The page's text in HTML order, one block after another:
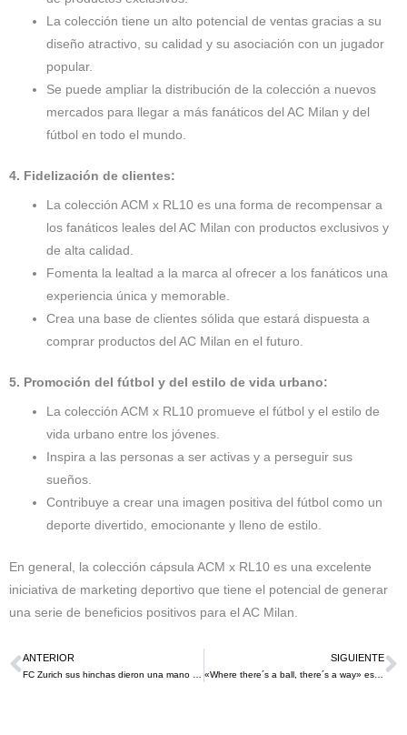
La colección tiene un alto potencial de ventas gracias a su
diseño atractivo, su calidad y su asociación con un jugador
popular.
Se puede ampliar la distribución de la colección a nuevos
mercados para llegar a más fanáticos del AC Milan y del
fútbol en todo el mundo.
4. Fidelización de clientes:
La colección ACM x RL10 es una forma de recompensar a
los fanáticos leales del AC Milan con productos exclusivos y
de alta calidad.
Fomenta la lealtad a la marca al ofrecer a los fanáticos una
experiencia única y memorable.
Crea una base de clientes sólida que estará dispuesta a
comprar productos del AC Milan en el futuro.
5. Promoción del fútbol y del estilo de vida urbano:
La colección ACM x RL10 promueve el fútbol y el estilo de
vida urbano entre los jóvenes.
Inspira a las personas a ser activas y a perseguir sus
sueños.
Contribuye a crear una imagen positiva del fútbol como un
deporte divertido, emocionante y lleno de estilo.
En general, la colección cápsula ACM x RL10 es una excelente
iniciativa de marketing deportivo que tiene el potencial de generar
una serie de beneficios positivos para el AC Milan.
Ant
ANTERIOR SIGUIENTE
«Where there´s a ball, there´s a way» es la nueva campaña de Pepsi que une a 4 grandes futbolistas